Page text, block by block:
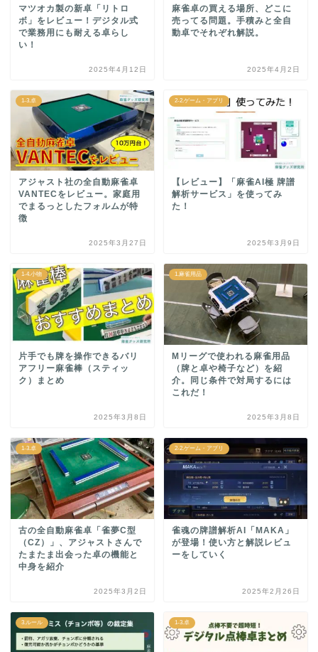
マツオカ製の新卓「リトロ
ボ」をレビュー！デジタル式
で業務用にも耐える卓らし
い！
2025年4月12日
麻雀卓の買える場所、どこに
売ってる問題。手積みと全自
動卓でそれぞれ解説。
2025年4月2日
1-3.卓
アジャスト社の全自動麻雀卓
VANTECをレビュー。家庭用
でまるっとしたフォルムが特
徴
2025年3月27日
2-2.ゲーム・アプリ
【レビュー】「麻雀AI極 牌譜
解析サービス」を使ってみ
た！
2025年3月9日
1-4.小物
片手でも牌を操作できるバリ
アフリー麻雀棒（スティッ
ク）まとめ
2025年3月8日
1.麻雀用品
Mリーグで使われる麻雀用品
（牌と卓や椅子など）を紹
介。同じ条件で対局するには
これだ！
2025年3月8日
1-3.卓
古の全自動麻雀卓「雀夢C型
（CZ）」、アジャストさんで
たまたま出会った卓の機能と
中身を紹介
2025年3月2日
2-2.ゲーム・アプリ
雀魂の牌譜解析AI「MAKA」
が登場！使い方と解説レビュ
ーをしていく
2025年2月26日
3.ルール 1-3.卓